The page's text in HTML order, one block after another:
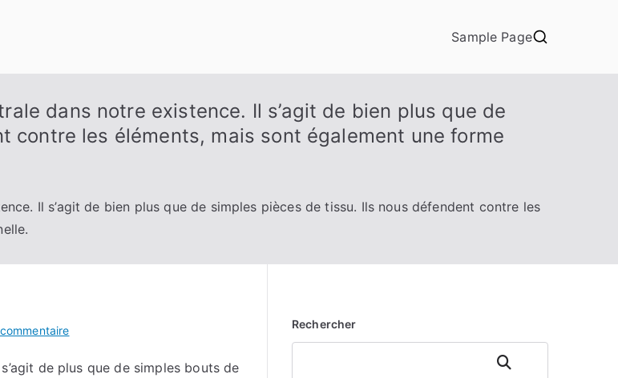
Sample Page
dans notre existence. Il s’agit de bien plus que de
contre les éléments, mais sont également une forme
Il s’agit de bien plus que de simples pièces de tissu. Ils nous défendent contre les
sur
vêtements
de plus que de simples bouts de
Rechercher
Rechercher